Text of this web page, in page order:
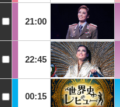
21:00
22:45
00:15